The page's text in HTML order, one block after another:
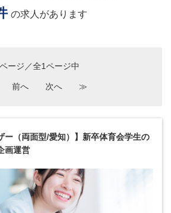
の求人があります
ージ／全1ページ中
前へ 次へ ≫
ー（両面型/愛知）】新卒体育会学生の
画運営